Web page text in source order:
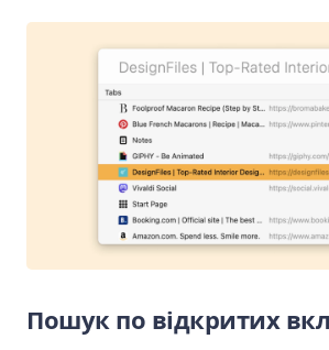
Пошук по відкритих